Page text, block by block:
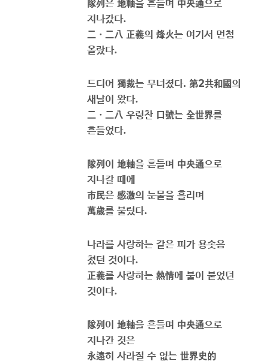
隊列은地軸을 흔들며 中央通으로
지나갔다.
二 ㆍ二八 正義의烽火는 여기서 먼첨
올랐다.
드디어獨裁는 무너졌다.第2共和國의
새날이 왔다.
二 ㆍ二八우렁찬 口號는全世界를
흔들었다.
隊列이地軸을 흔들며 中央通으로
지나갈 때에
市民은感激의 눈물을 흘리며
萬歲를 불렀다.
나라를 사랑하는 같은 피가 용솟음
쳤던 것이다.
正義를 사랑하는熱情에 불이 붙었던
것이다.
隊列이地軸을 흔들며 中央通으로
지나간 것은
永遠히 사라질 수 없는世界史的